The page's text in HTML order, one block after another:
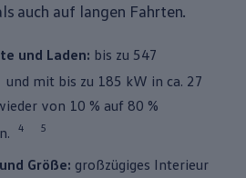
auch auf langen Fahrten.
und Laden: bis zu 547
und mit bis zu 185 kW in ca. 27
von 10 % auf 80 %
4 5
Größe: großzügiges Interieur